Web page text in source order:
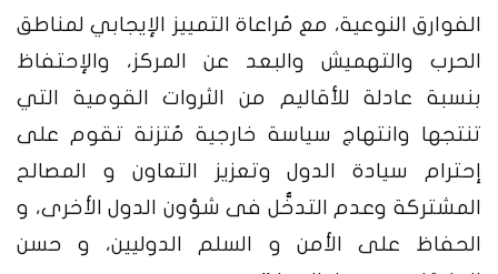
الفوارق النوعية، مع مُراعاة التمييز الإيجابي لمناطق
الحرب والتهميش والبعد عن المركز، والإحتفاظ
بنسبة عادلة للأقاليم من الثروات القومية التي
تنتجها وانتهاج سياسة خارجية مُتزنة تقوم على
إحترام سيادة الدول وتعزيز التعاون و المصالح
المشتركة وعدم التدخُّل فى شؤون الدول الأخرى، و
الحفاظ على الأمن و السلم الدوليين، و حسن